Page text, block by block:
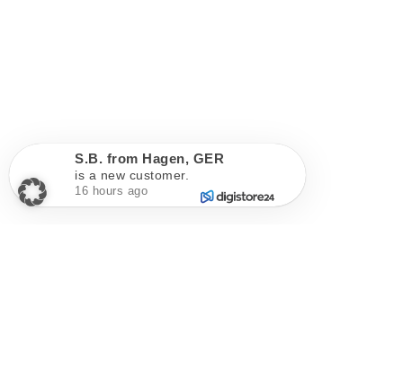
S.B. from Hagen, GER
is a new customer.
16 hours ago